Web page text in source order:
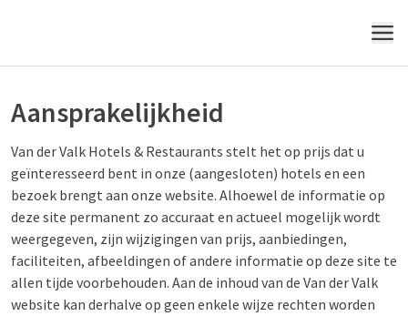
MENU
Aansprakelijkheid
Van der Valk Hotels & Restaurants stelt het op prijs dat u
geïnteresseerd bent in onze (aangesloten) hotels en een
bezoek brengt aan onze website. Alhoewel de informatie op
deze site permanent zo accuraat en actueel mogelijk wordt
weergegeven, zijn wijzigingen van prijs, aanbiedingen,
faciliteiten, afbeeldingen of andere informatie op deze site te
allen tijde voorbehouden. Aan de inhoud van de Van der Valk
website kan derhalve op geen enkele wijze rechten worden